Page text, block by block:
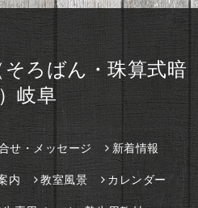
ろばん・珠算式暗
岐阜
せ・メッセージ 新着情報
内 教室風景 カレンダー